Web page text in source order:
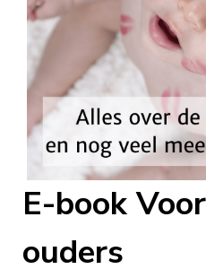
E-book
ouders